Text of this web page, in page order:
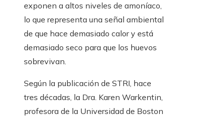
exponen a altos niveles de amoníaco,
lo que representa una señal ambiental
de que hace demasiado calor y está
demasiado seco para que los huevos
sobrevivan.
Según la publicación de STRI, hace
tres décadas, la Dra. Karen Warkentin,
profesora de la Universidad de Boston